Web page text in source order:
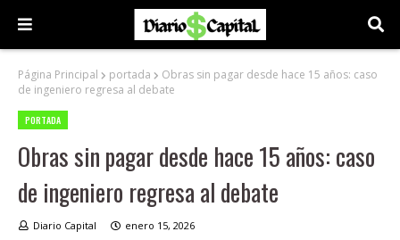
Página Principal portada
Obras sin pagar desde hace 15 años: caso
de ingeniero regresa al debate
PORTADA
Obras sin pagar desde hace 15 años: caso
de ingeniero regresa al debate
Diario Capital enero 15, 2026